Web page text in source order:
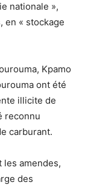
nationale »,
en « stockage
Kpamo
ont été
illicite de
reconnu
carburant.
les amendes,
des